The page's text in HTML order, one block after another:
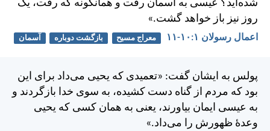
شده‌ايد؟ عيسی به آسمان رفت و همانگونه كه رفت، يک
روز نيز باز خواهد گشت.»
اعمال رسولان ۱:‏۱۰-‏۱۱ معراج مسیح بازگشت دوباره آسمان
پولس به ايشان گفت: «تعميدی كه يحيی می‌داد برای اين
بود كه مردم از گناه دست كشيده، به سوی خدا بازگردند و
به عيسی ايمان بياورند، يعنی به همان كسی كه يحيی
وعدهٔ ظهورش را می‌داد.»